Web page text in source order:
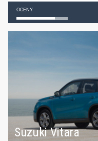
OCENY
Suzuki Vitara